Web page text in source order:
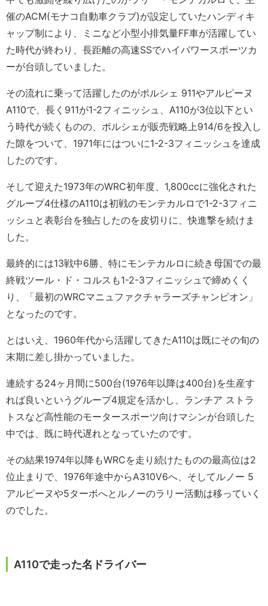
催のACM(モナコ自動車クラブ)が設定していたハンディキ
ャップ制により、ミニなど小型小排気量FF車が活躍してい
た時代が終わり、長距離の高速SSでハイパワースポーツカ
ーが台頭していました。
その流れに乗って活躍したのがポルシェ 911やアルピーヌ
A110で、長く911が1-2フィニッシュ、A110が3位以下とい
う時代が続くものの、ポルシェが販売戦略上914/6を投入し
た隙をついて、1971年にはついに1-2-3フィニッシュを達成
したのです。
そして迎えた1973年のWRC初年度、1,800ccに強化された
グループ4仕様のA110は初戦のモンテカルロで1-2-3フィニ
ッシュと表彰台を独占したのを皮切りに、快進撃を続けま
した。
最終的には13戦中6勝、特にモンテカルロに続き母国での最
終戦ツール・ド・コルスも1-2-3フィニッシュで締めくく
り、「最初のWRCマニュファクチャラーズチャンピオン」
となったのです。
とはいえ、1960年代から活躍してきたA110は既にその旬の
末期に差し掛かっていました。
連続する24ヶ月間に500台(1976年以降は400台)を生産す
れば良いというグループ4規定を活かし、ランチア ストラ
トスなど高性能のモータースポーツ向けマシンが台頭した
中では、既に時代遅れとなっていたのです。
その結果1974年以降もWRCを走り続けたものの最高位は2
位止まりで、1976年途中からA310V6へ、そしてルノー 5
アルピーヌや5ターボへとルノーのラリー活動は移っていく
のでした。
A110で走った名ドライバー